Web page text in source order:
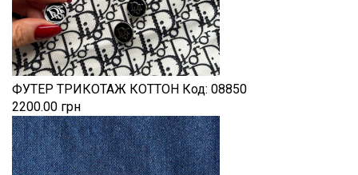
ФУТЕР ТРИКОТАЖ КОТТОН Код: 08850
2200.00 грн